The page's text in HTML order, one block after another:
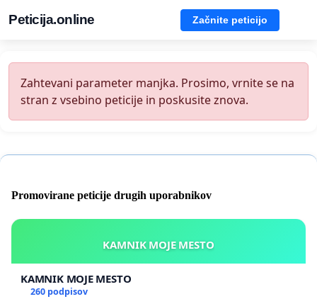
Peticija.online Začnite peticijo
Zahtevani parameter manjka. Prosimo, vrnite se na
stran z vsebino peticije in poskusite znova.
Promovirane peticije drugih uporabnikov
KAMNIK MOJE MESTO
KAMNIK MOJE MESTO
260 podpisov